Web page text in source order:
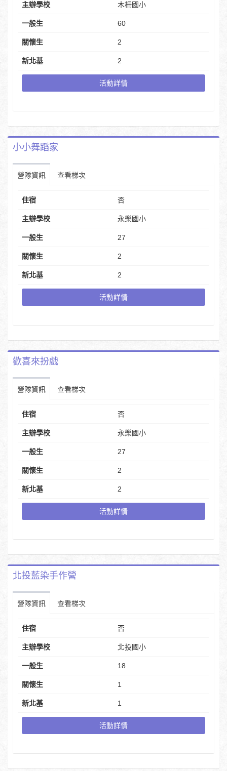
主辦學校 木柵國小
一般生 60
關懷生 2
新北基 2
活動詳情
小小舞蹈家
營隊資訊 查看梯次
住宿 否
主辦學校 永樂國小
一般生 27
關懷生 2
新北基 2
活動詳情
歡喜來扮戲
營隊資訊 查看梯次
住宿 否
主辦學校 永樂國小
一般生 27
關懷生 2
新北基 2
活動詳情
北投藍染手作營
營隊資訊 查看梯次
住宿 否
主辦學校 北投國小
一般生 18
關懷生 1
新北基 1
活動詳情